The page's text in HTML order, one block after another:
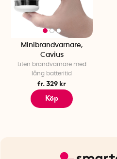
Minibrandvarnare,
Cavius
Liten brandvarnare med
lång batteritid
fr. 329 kr
Köp